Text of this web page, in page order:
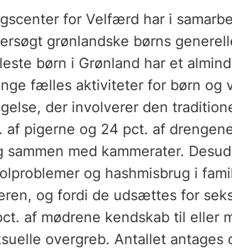
for Velfærd har i
grønlandske børns
børn i Grønland har et
fælles aktiviteter for børn og
der involverer den
af pigerne og 24 pct. af
med kammerater.
og hashmisbrug i
og fordi de udsættes for
af mødrene kendskab til eller
overgreb. Antallet